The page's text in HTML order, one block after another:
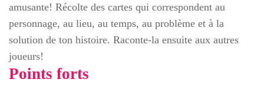
amusante! Récolte des cartes qui correspondent au
personnage, au lieu, au temps, au problème et à la
solution de ton histoire. Raconte-la ensuite aux autres
joueurs!
Points forts